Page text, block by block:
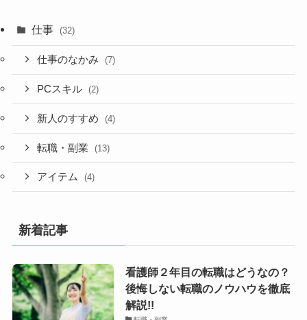
仕事 (32)
仕事のなかみ (7)
PCスキル (2)
新人のすすめ (4)
転職・副業 (13)
アイテム (4)
新着記事
看護師２年目の転職はどうなの？
後悔しない転職のノウハウを徹底
解説!!